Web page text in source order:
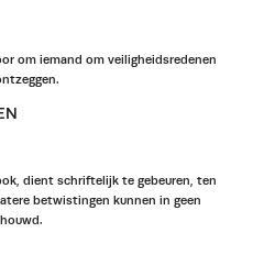
om iemand om veiligheidsredenen
dient schriftelijk te gebeuren, ten
betwistingen kunnen in geen